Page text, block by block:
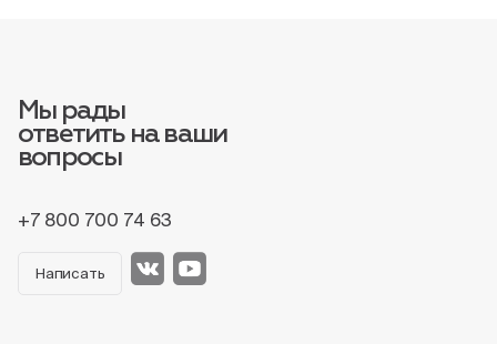
Мы рады
ответить на ваши
вопросы
+7 800 700 74 63
Написать